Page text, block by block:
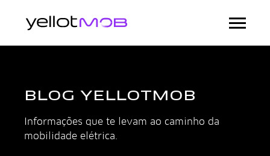
BLOG YELLOTMOB
Informações que te levam ao caminho da
mobilidade elétrica.